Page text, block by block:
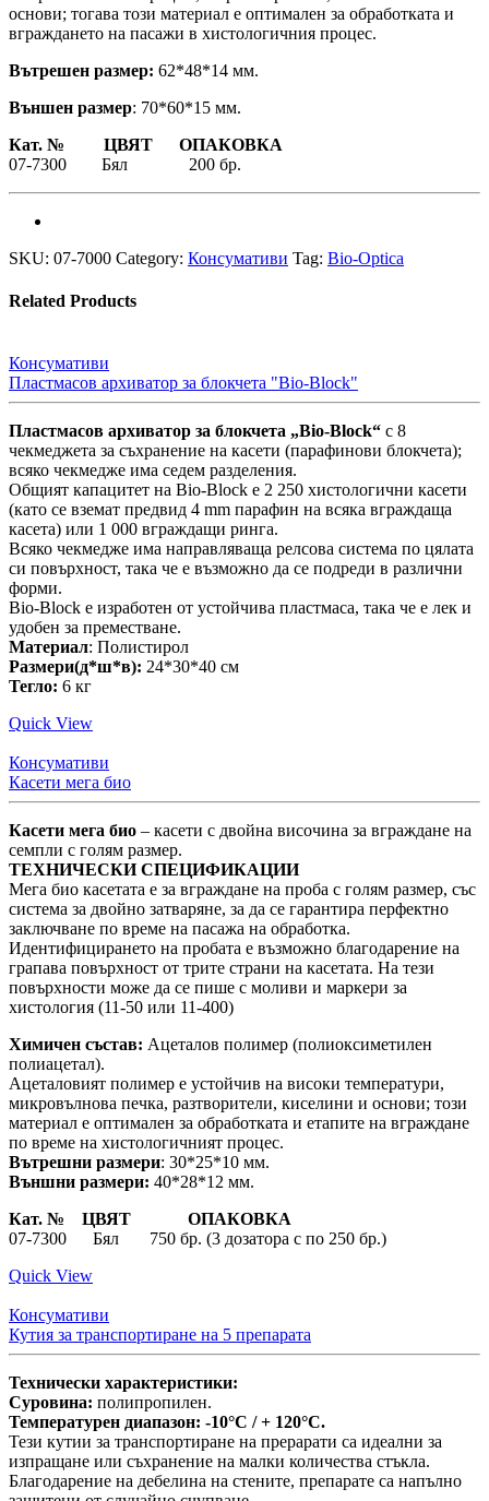
основи; тогава този материал е оптимален за обработката и
вграждането на пасажи в хистологичния процес.
Вътрешен размер: 62*48*14 мм.
Външен размер: 70*60*15 мм.
Кат. № ЦВЯТ ОПАКОВКА
07-7300 Бял 200 бр.
SKU: 07-7000 Category: Консумативи Tag: Bio-Optica
Related Products
Консумативи
Пластмасов архиватор за блокчета "Bio-Block"
Пластмасов архиватор за блокчета „Bio-Block“ с 8
чекмеджета за съхранение на касети (парафинови блокчета);
всяко чекмедже има седем разделения.
Общият капацитет на Bio-Block е 2 250 хистологични касети
(като се вземат предвид 4 mm парафин на всяка вграждаща
касета) или 1 000 вграждащи ринга.
Всяко чекмедже има направляваща релсова система по цялата
си повърхност, така че е възможно да се подреди в различни
форми.
Bio-Block е изработен от устойчива пластмаса, така че е лек и
удобен за преместване.
Материал: Полистирол
Размери(д*ш*в): 24*30*40 см
Тегло: 6 кг
Quick View
Консумативи
Касети мега био
Касети мега био – касети с двойна височина за вграждане на
семпли с голям размер.
ТЕХНИЧЕСКИ СПЕЦИФИКАЦИИ
Мега био касетата е за вграждане на проба с голям размер, със
система за двойно затваряне, за да се гарантира перфектно
заключване по време на пасажа на обработка.
Идентифицирането на пробата е възможно благодарение на
грапава повърхност от трите страни на касетата. На тези
повърхности може да се пише с моливи и маркери за
хистология (11-50 или 11-400)
Химичен състав: Ацеталов полимер (полиоксиметилен
полиацетал).
Ацеталовият полимер е устойчив на високи температури,
микровълнова печка, разтворители, киселини и основи; този
материал е оптимален за обработката и етапите на вграждане
по време на хистологичният процес.
Вътрешни размери: 30*25*10 мм.
Външни размери: 40*28*12 мм.
Кат. № ЦВЯТ ОПАКОВКА
07-7300 Бял 750 бр. (3 дозатора с по 250 бр.)
Quick View
Консумативи
Кутия за транспортиране на 5 препарата
Технически характеристики:
Суровина: полипропилен.
Температурен диапазон: -10°C / + 120°C.
Тези кутии за транспортиране на прерарати са идеални за
изпращане или съхранение на малки количества стъкла.
Благодарение на дебелина на стените, препарате са напълно